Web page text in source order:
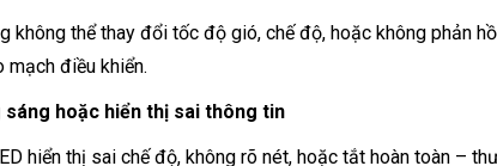
không thể thay đổi tốc độ gió, chế độ, hoặc không phản
mạch điều khiển.
sáng hoặc hiển thị sai thông tin
hiển thị sai chế độ, không rõ nét, hoặc tắt hoàn toàn –